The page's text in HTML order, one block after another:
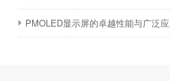
PMOLED显示屏的卓越性能与广泛